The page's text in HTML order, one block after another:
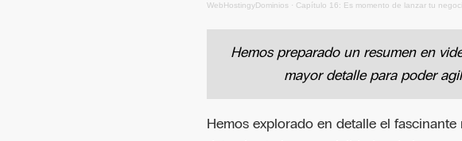
WebHostingyDominios · Capítulo 16: Es momento de lanzar tu
Hemos preparado un resumen en
mayor detalle para poder
Hemos explorado en detalle el